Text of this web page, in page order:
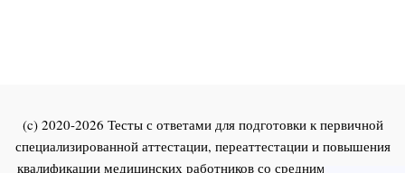
(c) 2020-2026 Тесты с ответами для подготовки к первичной
специализированной аттестации, переаттестации и повышения
квалификации медицинских работников со средним и высшим